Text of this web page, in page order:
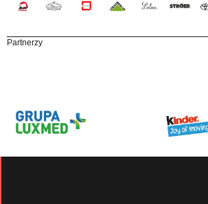
Partnerzy